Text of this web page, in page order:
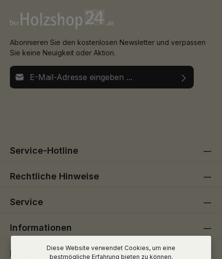
Abonnieren Sie den kostenlosen Newsletter und verpassen
Sie keine Neuigkeit oder Aktion.
E-Mail-Adresse*
Service-Hotline
Rechtliche Hinweise
Service
Informationen
Folge uns
Diese Website verwendet Cookies, um eine
bestmögliche Erfahrung bieten zu können.